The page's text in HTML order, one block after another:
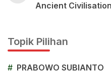
Ancient
Topik Pilihan
# PRABOWO SUBIANTO